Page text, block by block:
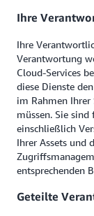
Ihre
Ihre
Verantwortung
Cloud-Services
diese Dienste
im Rahmen
müssen. Sie
einschließlich
Ihrer Assets und
entsprechenden
Geteilte